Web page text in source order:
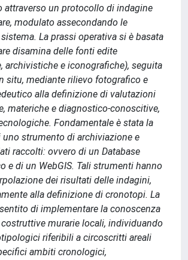
attraverso un protocollo di indagine
modulato assecondando le
La prassi operativa si è basata
disamina delle fonti edite
archivistiche e iconografiche), seguita
situ, mediante rilievo fotografico e
alla definizione di valutazioni
materiche e diagnostico-conoscitive,
Fondamentale è stata la
strumento di archiviazione e
raccolti: ovvero di un Database
e di un WebGIS. Tali strumenti hanno
dei risultati delle indagini,
alla definizione di cronotopi. La
di implementare la conoscenza
murarie locali, individuando
riferibili a circoscritti areali
ambiti cronologici,